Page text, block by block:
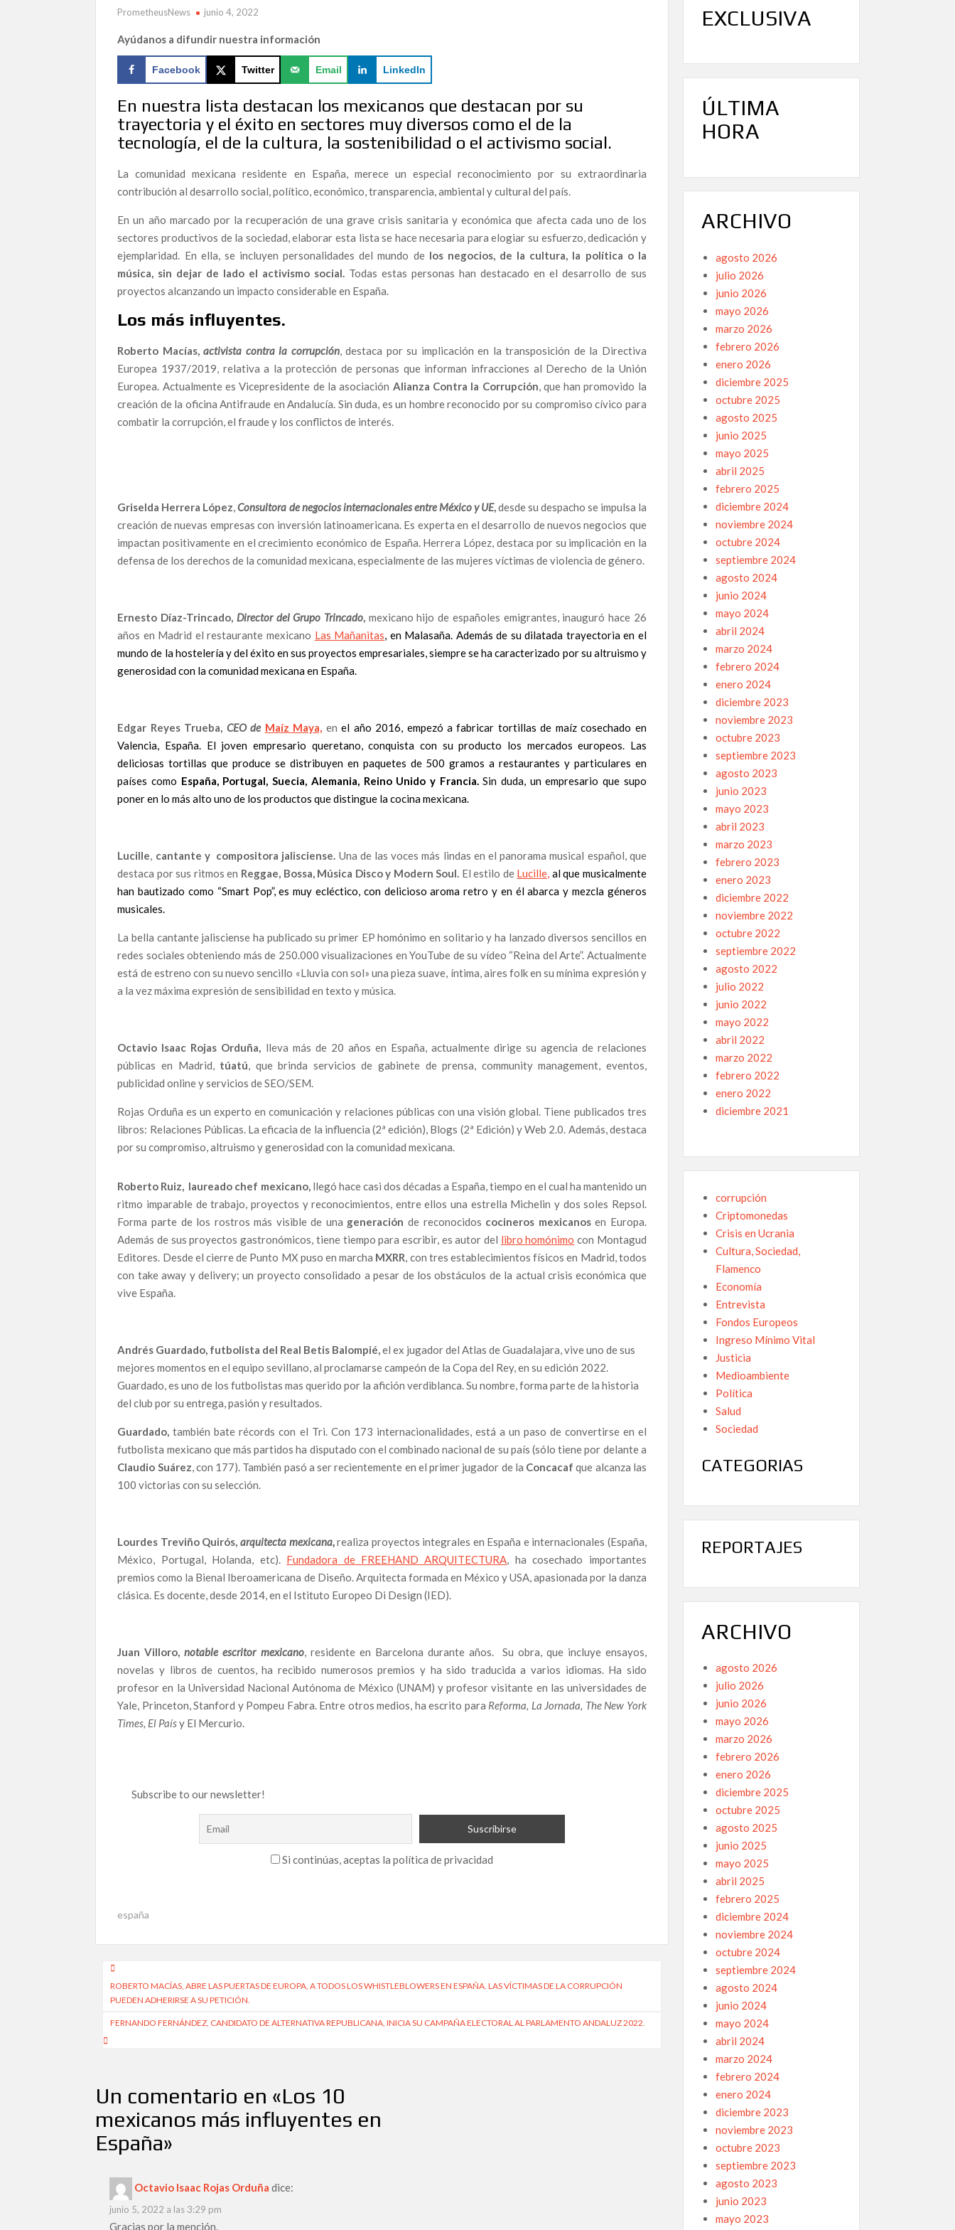
PrometheusNews junio 4, 2022
Ayúdanos a difundir nuestra información
Facebook Twitter Email LinkedIn
En nuestra lista destacan los mexicanos que destacan por su
trayectoria y el éxito en sectores muy diversos como el de la
tecnología, el de la cultura, la sostenibilidad o el activismo social.
La comunidad mexicana residente en España, merece un especial reconocimiento por su extraordinaria
contribución al desarrollo social, político, económico, transparencia, ambiental y cultural del país.
En un año marcado por la recuperación de una grave crisis sanitaria y económica que afecta cada uno de los
sectores productivos de la sociedad, elaborar esta lista se hace necesaria para elogiar su esfuerzo, dedicación y
ejemplaridad. En ella, se incluyen personalidades del mundo de los negocios, de la cultura, la política o la
música, sin dejar de lado el activismo social. Todas estas personas han destacado en el desarrollo de sus
proyectos alcanzando un impacto considerable en España.
Los más influyentes.
Roberto Macías, activista contra la corrupción, destaca por su implicación en la transposición de la Directiva
Europea 1937/2019, relativa a la protección de personas que informan infracciones al Derecho de la Unión
Europea. Actualmente es Vicepresidente de la asociación Alianza Contra la Corrupción, que han promovido la
creación de la oficina Antifraude en Andalucía. Sin duda, es un hombre reconocido por su compromiso cívico para
combatir la corrupción, el fraude y los conflictos de interés.
Griselda Herrera López,Consultora de negocios internacionales entre México y UE,desde su despacho se impulsa la
creación de nuevas empresas con inversión latinoamericana. Es experta en el desarrollo de nuevos negocios que
impactan positivamente en el crecimiento económico de España. Herrera López, destaca por su implicación en la
defensa de los derechos de la comunidad mexicana, especialmente de las mujeres víctimas de violencia de género.
Ernesto Díaz-Trincado, Director del Grupo Trincado, mexicano hijo de españoles emigrantes, inauguró hace 26
años en Madrid el restaurante mexicano Las Mañanitas, en Malasaña. Además de su dilatada trayectoria en el
mundo de la hostelería y del éxito en sus proyectos empresariales, siempre se ha caracterizado por su altruismo y
generosidad con la comunidad mexicana en España.
Edgar Reyes Trueba, CEO de Maíz Maya, en el año 2016, empezó a fabricar tortillas de maíz cosechado en
Valencia, España. El joven empresario queretano, conquista con su producto los mercados europeos. Las
deliciosas tortillas que produce se distribuyen en paquetes de 500 gramos a restaurantes y particulares en
países como España, Portugal, Suecia, Alemania, Reino Unido y Francia.Sin duda, un empresario que supo
poner en lo más alto uno de los productos que distingue la cocina mexicana.
Lucille, cantante y compositora jalisciense. Una de las voces más lindas en el panorama musical español, que
destaca por sus ritmos en Reggae, Bossa, Música Disco y Modern Soul. El estilo de Lucille, al que musicalmente
han bautizado como “Smart Pop”, es muy ecléctico, con delicioso aroma retro y en él abarca y mezcla géneros
musicales.
La bella cantante jalisciense ha publicado su primer EP homónimo en solitario y ha lanzado diversos sencillos en
redes sociales obteniendo más de 250.000 visualizaciones en YouTube de su vídeo “Reina del Arte”. Actualmente
está de estreno con su nuevo sencillo «Lluvia con sol» una pieza suave, íntima, aires folk en su mínima expresión y
a la vez máxima expresión de sensibilidad en texto y música.
Octavio Isaac Rojas Orduña, lleva más de 20 años en España, actualmente dirige su agencia de relaciones
públicas en Madrid, túatú, que brinda servicios de gabinete de prensa, community management, eventos,
publicidad online y servicios de SEO/SEM.
Rojas Orduña es un experto en comunicación y relaciones públicas con una visión global. Tiene publicados tres
libros: Relaciones Públicas. La eficacia de la influencia (2ª edición), Blogs (2ª Edición) y Web 2.0. Además, destaca
por su compromiso, altruismo y generosidad con la comunidad mexicana.
Roberto Ruiz, laureado chef mexicano,llegó hace casi dos décadas a España, tiempo en el cual ha mantenido un
ritmo imparable de trabajo, proyectos y reconocimientos, entre ellos una estrella Michelin y dos soles Repsol.
Forma parte de los rostros más visible de una generación de reconocidos cocineros mexicanosen Europa.
Además de sus proyectos gastronómicos, tiene tiempo para escribir, es autor del libro homónimo con Montagud
Editores. Desde el cierre de Punto MX puso en marcha MXRR, con tres establecimientos físicos en Madrid, todos
con take away y delivery; un proyecto consolidado a pesar de los obstáculos de la actual crisis económica que
vive España.
Andrés Guardado, futbolista del Real Betis Balompié,el ex jugador del Atlas de Guadalajara, vive uno de sus
mejores momentos en el equipo sevillano, al proclamarse campeón de la Copa del Rey, en su edición 2022.
Guardado, es uno de los futbolistas mas querido por la afición verdiblanca. Su nombre, forma parte de la historia
del club por su entrega, pasión y resultados.
Guardado, también bate récords con el Tri. Con 173 internacionalidades, está a un paso de convertirse en el
futbolista mexicano que más partidos ha disputado con el combinado nacional de su país (sólo tiene por delante a
Claudio Suárez, con 177). También pasó a ser recientemente en el primer jugador de la Concacaf que alcanza las
100 victorias con su selección.
Lourdes Treviño Quirós, arquitecta mexicana,realiza proyectos integrales en España e internacionales (España,
México, Portugal, Holanda, etc). Fundadora de FREEHAND ARQUITECTURA, ha cosechado importantes
premios como la Bienal Iberoamericana de Diseño. Arquitecta formada en México y USA, apasionada por la danza
clásica. Es docente, desde 2014, en el Istituto Europeo Di Design (IED).
Juan Villoro,notable escritor mexicano, residente en Barcelona durante años. Su obra, que incluye ensayos,
novelas y libros de cuentos, ha recibido numerosos premios y ha sido traducida a varios idiomas. Ha sido
profesor en la Universidad Nacional Autónoma de México (UNAM) y profesor visitante en las universidades de
Yale, Princeton, Stanford y Pompeu Fabra. Entre otros medios, ha escrito para Reforma, La Jornada, The New York
Times, El Paísy El Mercurio.
Subscribe to our newsletter!
Si continúas, aceptas la política de privacidad
españa
Navegación
de
entradas
ROBERTO MACÍAS, ABRE LAS PUERTAS DE EUROPA, A TODOS LOS WHISTLEBLOWERS EN ESPAÑA. LAS VÍCTIMAS DE LA CORRUPCIÓN
PUEDEN ADHERIRSE A SU PETICIÓN.
FERNANDO FERNÁNDEZ, CANDIDATO DE ALTERNATIVA REPUBLICANA, INICIA SU CAMPAÑA ELECTORAL AL PARLAMENTO ANDALUZ 2022.
Un comentario en «Los 10
mexicanos más influyentes en
España»
Octavio Isaac Rojas Orduña dice:
junio 5, 2022 a las 3:29 pm
Gracias por la mención.
EXCLUSIVA
ÚLTIMA
HORA
ARCHIVO
agosto 2026
julio 2026
junio 2026
mayo 2026
marzo 2026
febrero 2026
enero 2026
diciembre 2025
octubre 2025
agosto 2025
junio 2025
mayo 2025
abril 2025
febrero 2025
diciembre 2024
noviembre 2024
octubre 2024
septiembre 2024
agosto 2024
junio 2024
mayo 2024
abril 2024
marzo 2024
febrero 2024
enero 2024
diciembre 2023
noviembre 2023
octubre 2023
septiembre 2023
agosto 2023
junio 2023
mayo 2023
abril 2023
marzo 2023
febrero 2023
enero 2023
diciembre 2022
noviembre 2022
octubre 2022
septiembre 2022
agosto 2022
julio 2022
junio 2022
mayo 2022
abril 2022
marzo 2022
febrero 2022
enero 2022
diciembre 2021
corrupción
Criptomonedas
Crisis en Ucrania
Cultura, Sociedad,
Flamenco
Economía
Entrevista
Fondos Europeos
Ingreso Mínimo Vital
Justicia
Medioambiente
Política
Salud
Sociedad
CATEGORIAS
REPORTAJES
ARCHIVO
agosto 2026
julio 2026
junio 2026
mayo 2026
marzo 2026
febrero 2026
enero 2026
diciembre 2025
octubre 2025
agosto 2025
junio 2025
mayo 2025
abril 2025
febrero 2025
diciembre 2024
noviembre 2024
octubre 2024
septiembre 2024
agosto 2024
junio 2024
mayo 2024
abril 2024
marzo 2024
febrero 2024
enero 2024
diciembre 2023
noviembre 2023
octubre 2023
septiembre 2023
agosto 2023
junio 2023
mayo 2023